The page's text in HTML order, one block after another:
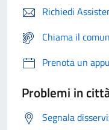
Richiedi
Chiama il
Prenota un
Problemi in
Segnala